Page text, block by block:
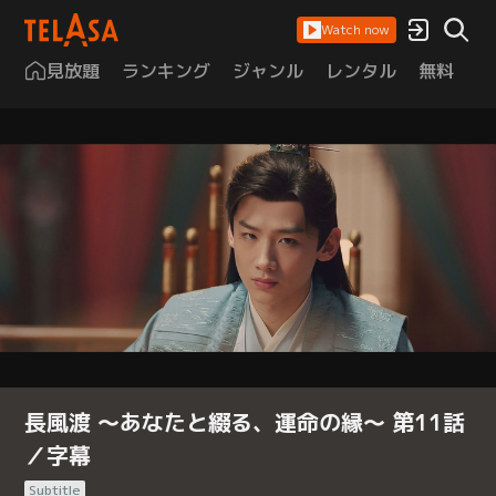
Watch now
見放題 ランキング ジャンル レンタル 無料
長風渡 ～あなたと綴る、運命の縁～ 第11話
／字幕
Subtitle